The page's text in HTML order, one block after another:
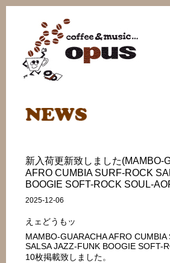
新入荷更新致しました(MAMBO-
AFRO CUMBIA SURF-ROCK
BOOGIE SOFT-ROCK SOUL-
2025-12-06
えェどうもッ
MAMBO-GUARACHA AFRO CUMBIA
SALSA JAZZ-FUNK BOOGIE SOFT-
10枚掲載致しました。